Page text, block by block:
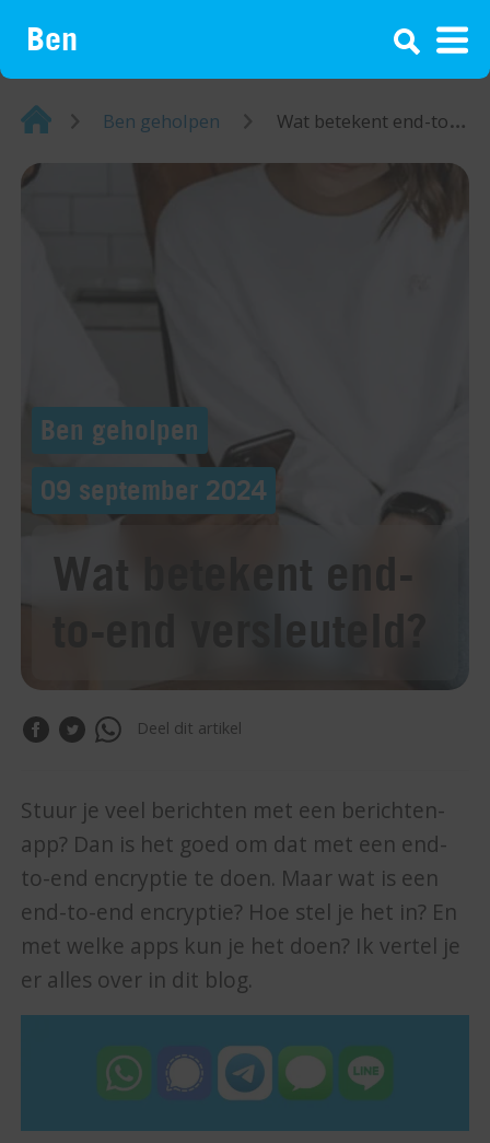
¡
Home Ben geholpen Wat betekent end-to-end versleuteld?
Ben geholpen
09 september 2024
Wat betekent end-
to-end versleuteld?
Deel dit artikel
Stuur je veel berichten met een berichten-
app? Dan is het goed om dat met een end-
to-end encryptie te doen. Maar wat is een
end-to-end encryptie? Hoe stel je het in? En
met welke apps kun je het doen? Ik vertel je
er alles over in dit blog.